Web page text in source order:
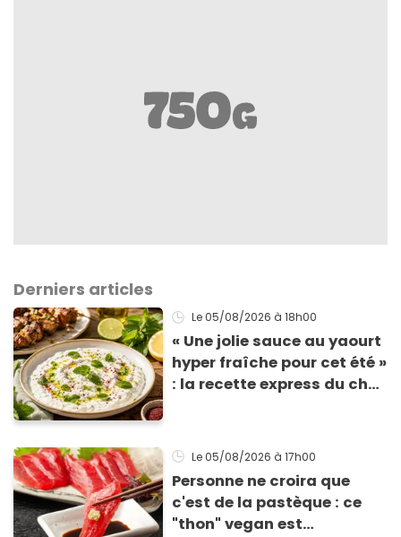
Derniers articles
Le 05/08/2026 à 18h00
« Une jolie sauce au yaourt
hyper fraîche pour cet été »
: la recette express du chef
grillades
Le 05/08/2026 à 17h00
Personne ne croira que
c'est de la pastèque : ce
"thon" vegan est